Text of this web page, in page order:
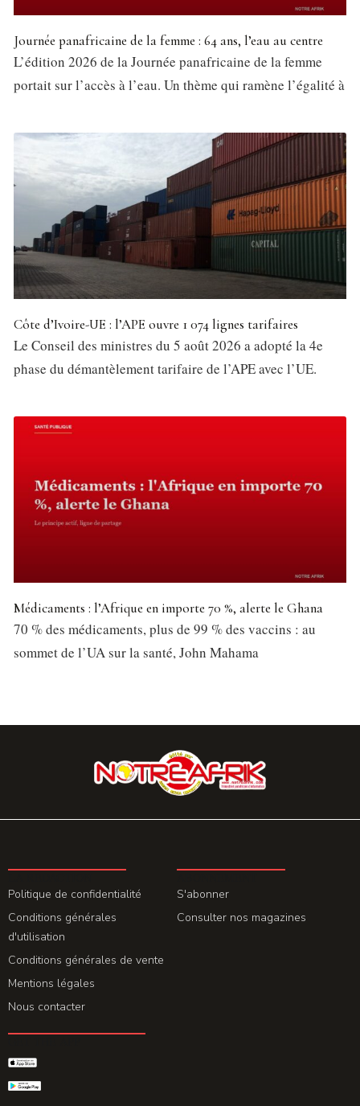
Journée panafricaine de la femme : 64 ans, l’eau au centre
L’édition 2026 de la Journée panafricaine de la femme
portait sur l’accès à l’eau. Un thème qui ramène l’égalité à
Côte d’Ivoire-UE : l’APE ouvre 1 074 lignes tarifaires
Le Conseil des ministres du 5 août 2026 a adopté la 4e
phase du démantèlement tarifaire de l’APE avec l’UE.
Médicaments : l’Afrique en importe 70 %, alerte le Ghana
70 % des médicaments, plus de 99 % des vaccins : au
sommet de l’UA sur la santé, John Mahama
Politique de confidentialité
Conditions générales
d'utilisation
Conditions générales de vente
Mentions légales
Nous contacter
S'abonner
Consulter nos magazines